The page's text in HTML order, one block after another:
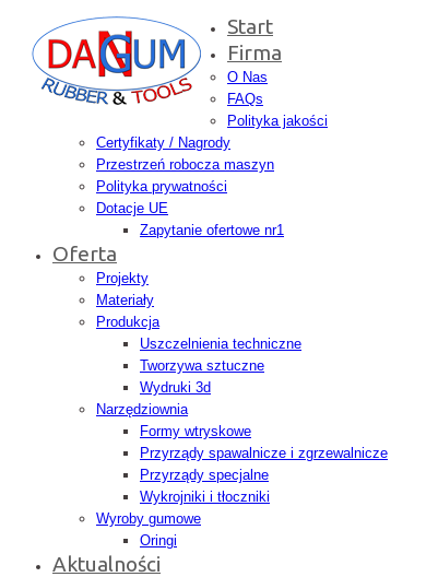
Start
Firma
O Nas
FAQs
Polityka jakości
Certyfikaty / Nagrody
Przestrzeń robocza maszyn
Polityka prywatności
Dotacje UE
Zapytanie ofertowe nr1
Oferta
Projekty
Materiały
Produkcja
Uszczelnienia techniczne
Tworzywa sztuczne
Wydruki 3d
Narzędziownia
Formy wtryskowe
Przyrządy spawalnicze i zgrzewalnicze
Przyrządy specjalne
Wykrojniki i tłoczniki
Wyroby gumowe
Oringi
Aktualności